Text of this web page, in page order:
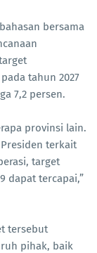
bersama
tahun 2027
7,2 persen.
provinsi lain.
terkait
target
dapat tercapai,”
tersebut
pihak, baik